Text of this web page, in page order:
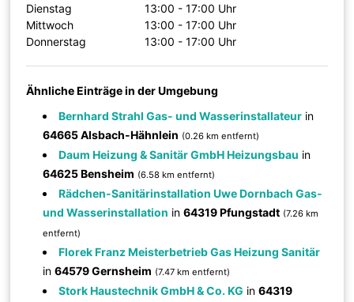
Dienstag
13:00 - 17:00 Uhr
Mittwoch
13:00 - 17:00 Uhr
Donnerstag
13:00 - 17:00 Uhr
Ähnliche Einträge in der Umgebung
Bernhard Strahl Gas- und Wasserinstallateur in
64665 Alsbach-Hähnlein (0.26 km entfernt)
Daum Heizung & Sanitär GmbH Heizungsbau in
64625 Bensheim (6.58 km entfernt)
Rädchen-Sanitärinstallation Uwe Dornbach Gas-
und Wasserinstallation in64319 Pfungstadt (7.26 km
entfernt)
Florek Franz Meisterbetrieb Gas Heizung Sanitär
in64579 Gernsheim (7.47 km entfernt)
Stork Haustechnik GmbH & Co. KG in64319